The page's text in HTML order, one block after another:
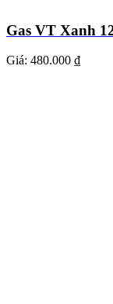
Gas VT Xanh
Giá: 480.000 ₫